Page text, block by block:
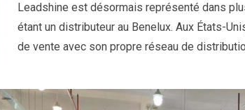
Leadshine est désormais représenté dans
étant un distributeur au Benelux. Aux États-
de vente avec son propre réseau de